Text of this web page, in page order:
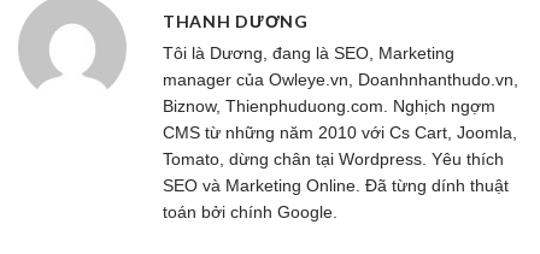
THANH DƯƠNG
Tôi là Dương, đang là SEO, Marketing
manager của Owleye.vn, Doanhnhanthudo.vn,
Biznow, Thienphuduong.com. Nghịch ngợm
CMS từ những năm 2010 với Cs Cart, Joomla,
Tomato, dừng chân tại Wordpress. Yêu thích
SEO và Marketing Online. Đã từng dính thuật
toán bởi chính Google.